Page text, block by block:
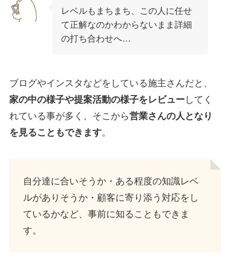
レベルもまちまち、この人に任せ
て正解なのかわからないまま詳細
の打ち合わせへ…
ブログやインスタなどをしている施主さんだと、
家の中の様子や提案活動の様子をレビュー してく
れている事が多く、 そこから営業さんの人となり
を見ることもできます。
自分達に合いそうか・ある程度の知識レベ
ルがありそうか・顧客に寄り添う対応をし
ているかなど、事前に知ることもできま
す。